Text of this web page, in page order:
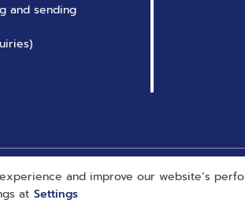
ปรับปรุงกระบวนการ
ต่าง ๆ ของบริษัทการ
and sending
and improve our website’s
at Settings